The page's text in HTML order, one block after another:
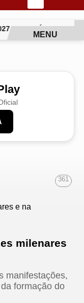
JIU-JÍTSU
MENU
361
milenares
manifestações,
formação do